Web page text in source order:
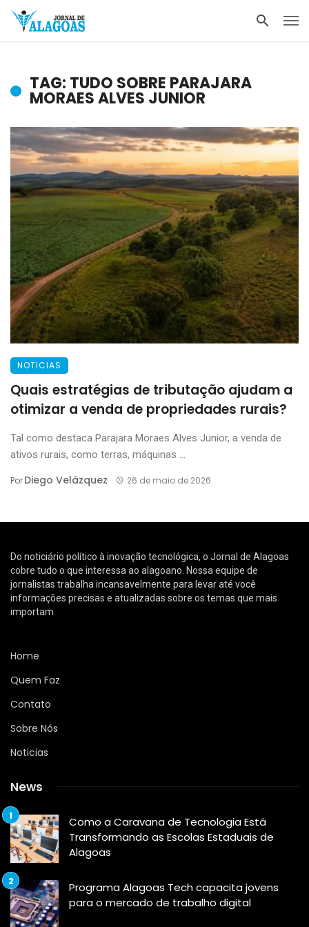
TAG: TUDO SOBRE PARAJARA
MORAES ALVES JUNIOR
NOTICIAS
Quais estratégias de tributação ajudam a
otimizar a venda de propriedades rurais?
Tal como destaca Parajara Moraes Alves Junior, a venda de
ativos rurais, como terras, máquinas ...
PorDiego Velázquez 26 de maio de 2026
Do noticiário político à inovação tecnológica, o Jornal de Alagoas
cobre tudo o que interessa ao alagoano. Nossa equipe de
jornalistas trabalha incansavelmente para levar até você
informações precisas e atualizadas sobre os temas que mais
importam.
Home
Quem Faz
Contato
Sobre Nós
Noticias
News
Como a Caravana de Tecnologia Está
Transformando as Escolas Estaduais de
Alagoas
Programa Alagoas Tech capacita jovens
para o mercado de trabalho digital